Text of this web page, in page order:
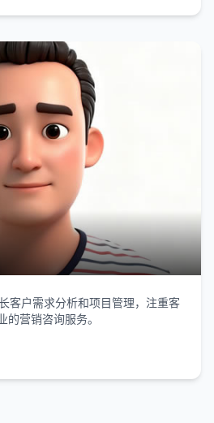
客户需求分析和项目管理，注重客
的营销咨询服务。